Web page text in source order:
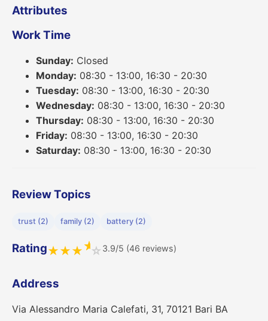
Attributes
Work Time
Sunday: Closed
Monday: 08:30 - 13:00, 16:30 - 20:30
Tuesday: 08:30 - 13:00, 16:30 - 20:30
Wednesday: 08:30 - 13:00, 16:30 - 20:30
Thursday: 08:30 - 13:00, 16:30 - 20:30
Friday: 08:30 - 13:00, 16:30 - 20:30
Saturday: 08:30 - 13:00, 16:30 - 20:30
Review Topics
trust (2) family (2) battery (2)
Rating★★★★☆ 3.9/5 (46 reviews)
Address
Via Alessandro Maria Calefati, 31, 70121 Bari BA